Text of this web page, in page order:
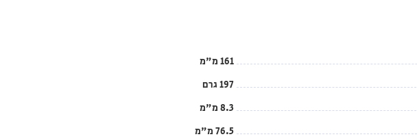
161 מ"מ
197 גרם
8.3 מ"מ
76.5 מ"מ